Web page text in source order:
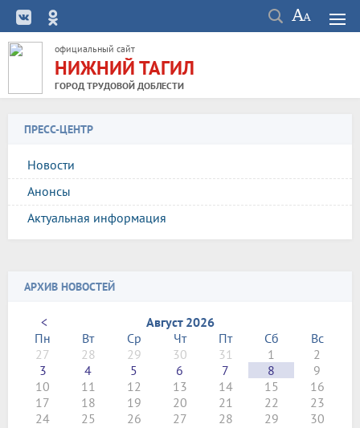
официальный сайт
НИЖНИЙ ТАГИЛ
ГОРОД ТРУДОВОЙ ДОБЛЕСТИ
ПРЕСС-ЦЕНТР
Новости
Анонсы
Актуальная информация
АРХИВ НОВОСТЕЙ
<
Август 2026
Пн
Вт Ср Чт Пт Сб
Вс
27
28 29 30 31 1
2
3
4 5 6 7 8
9
10
11 12 13 14 15
16
17
18 19 20 21 22
23
24
25 26 27 28 29
30